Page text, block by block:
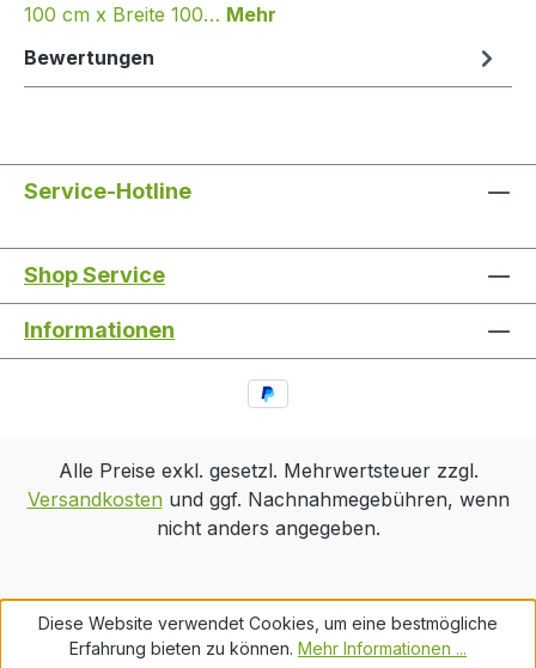
100 cm x Breite 100… Mehr
Bewertungen
Service-Hotline
Shop Service
Informationen
Alle Preise exkl. gesetzl. Mehrwertsteuer zzgl.
Versandkostenund ggf. Nachnahmegebühren, wenn
nicht anders angegeben.
Diese Website verwendet Cookies, um eine bestmögliche
Erfahrung bieten zu können. Mehr Informationen ...